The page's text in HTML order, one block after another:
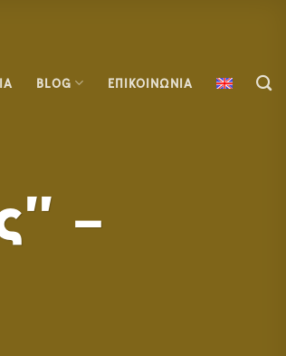
BLOG ΕΠΙΚΟΙΝΩΝΙΑ
–